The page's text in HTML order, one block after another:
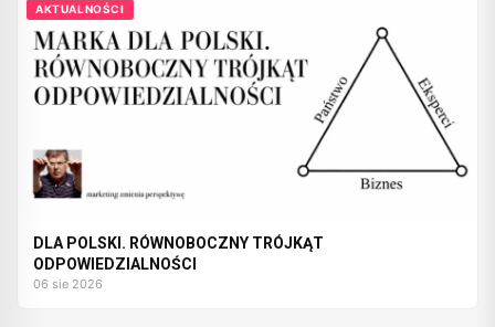
AKTUALNOŚCI
DLA POLSKI. RÓWNOBOCZNY TRÓJKĄT
ODPOWIEDZIALNOŚCI
06 sie 2026